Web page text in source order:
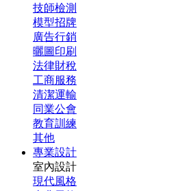
技師檢測
模型招牌
廣告行銷
曬圖印刷
法律財稅
工商服務
清潔運輸
同業公會
教育訓練
其他
專業設計
室內設計
現代風格